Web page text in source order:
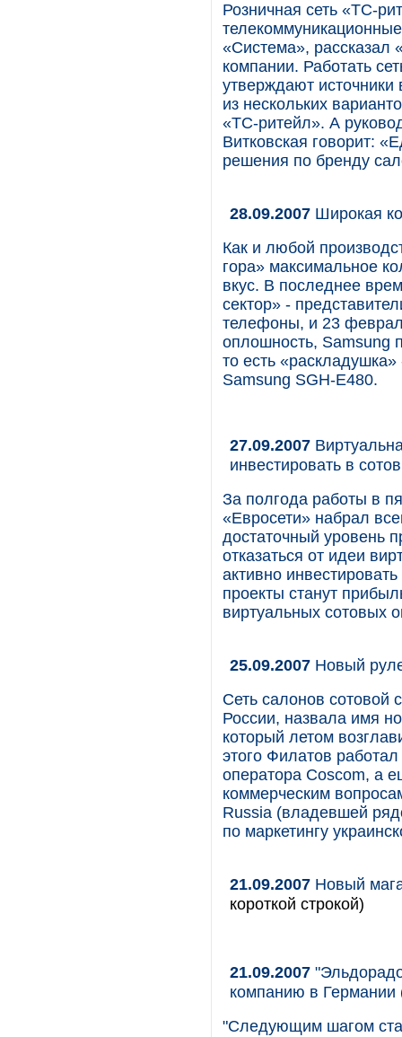
Розничная сеть «ТС-
«Система», рассказал
компании. Работать
утверждают
из нескольких
«ТС-ритейл». А
Витковская говорит:
решения по бренду
28.09.2007 Широкая
Как и любой
гора» максимальное
вкус. В последнее
сектор» -
телефоны, и 23
оплошность, Samsung
то есть
Samsung SGH-E480.
27.09.2007
инвестировать в
За полгода работы в
«Евросети» набрал
достаточный уровень
отказаться от идеи
активно
проекты станут
виртуальных сотовых
25.09.2007 Новый
Сеть салонов сотовой
России, назвала имя
который летом
этого Филатов работал
оператора Coscom, а
коммерческим
Russia (владевшей
по маркетингу
21.09.2007 Новый
короткой строкой)
21.09.2007
компанию в Германии
"Следующим шагом